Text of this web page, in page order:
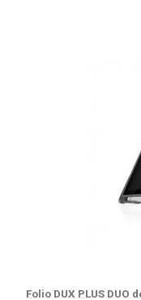
Folio DUX PLUS DUO